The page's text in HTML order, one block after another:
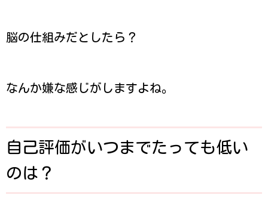
脳の仕組みだとしたら？
なんか嫌な感じがしますよね。
自己評価がいつまでたっても低い
のは？